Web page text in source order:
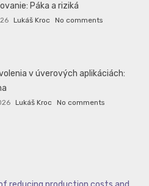
Páka a riziká
Lukáš Kroc No comments
v úverových aplikáciách:
Lukáš Kroc No comments